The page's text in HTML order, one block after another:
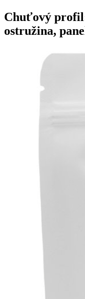
Chuťový
ostružina,